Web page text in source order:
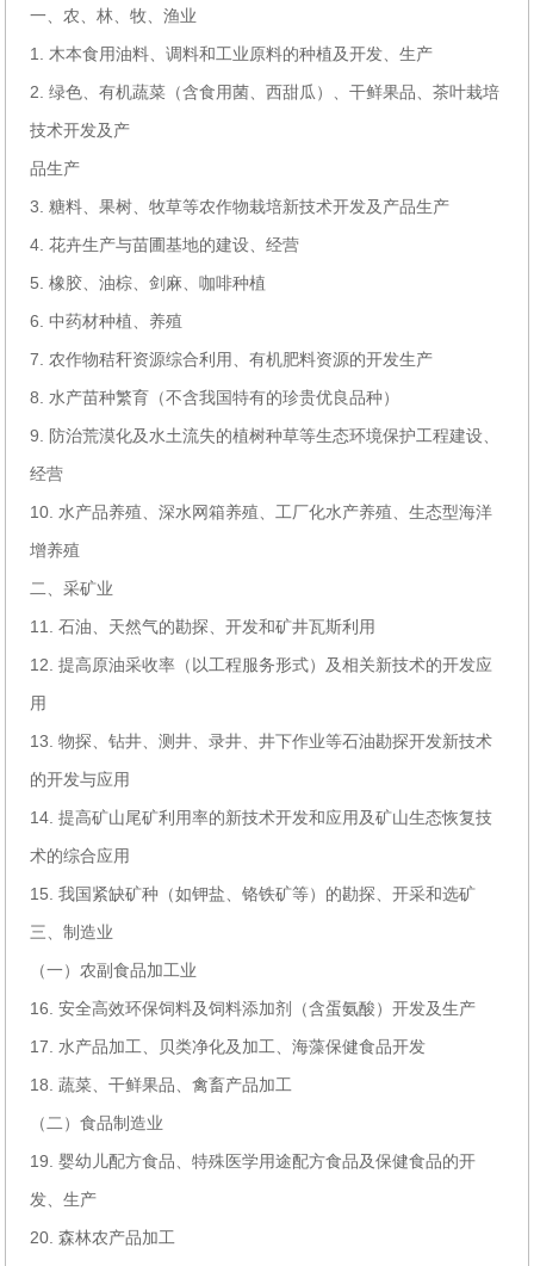
一、农、林、牧、渔业
1. 木本食用油料、调料和工业原料的种植及开发、生产
2. 绿色、有机蔬菜（含食用菌、西甜瓜）、干鲜果品、茶叶栽培
技术开发及产
品生产
3. 糖料、果树、牧草等农作物栽培新技术开发及产品生产
4. 花卉生产与苗圃基地的建设、经营
5. 橡胶、油棕、剑麻、咖啡种植
6. 中药材种植、养殖
7. 农作物秸秆资源综合利用、有机肥料资源的开发生产
8. 水产苗种繁育（不含我国特有的珍贵优良品种）
9. 防治荒漠化及水土流失的植树种草等生态环境保护工程建设、
经营
10. 水产品养殖、深水网箱养殖、工厂化水产养殖、生态型海洋
增养殖
二、采矿业
11. 石油、天然气的勘探、开发和矿井瓦斯利用
12. 提高原油采收率（以工程服务形式）及相关新技术的开发应
用
13. 物探、钻井、测井、录井、井下作业等石油勘探开发新技术
的开发与应用
14. 提高矿山尾矿利用率的新技术开发和应用及矿山生态恢复技
术的综合应用
15. 我国紧缺矿种（如钾盐、铬铁矿等）的勘探、开采和选矿
三、制造业
（一）农副食品加工业
16. 安全高效环保饲料及饲料添加剂（含蛋氨酸）开发及生产
17. 水产品加工、贝类净化及加工、海藻保健食品开发
18. 蔬菜、干鲜果品、禽畜产品加工
（二）食品制造业
19. 婴幼儿配方食品、特殊医学用途配方食品及保健食品的开
发、生产
20. 森林农产品加工